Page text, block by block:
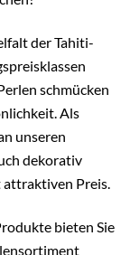
der Tahiti-
schmücken
Als
unseren
dekorativ
attraktiven Preis.
bieten Sie